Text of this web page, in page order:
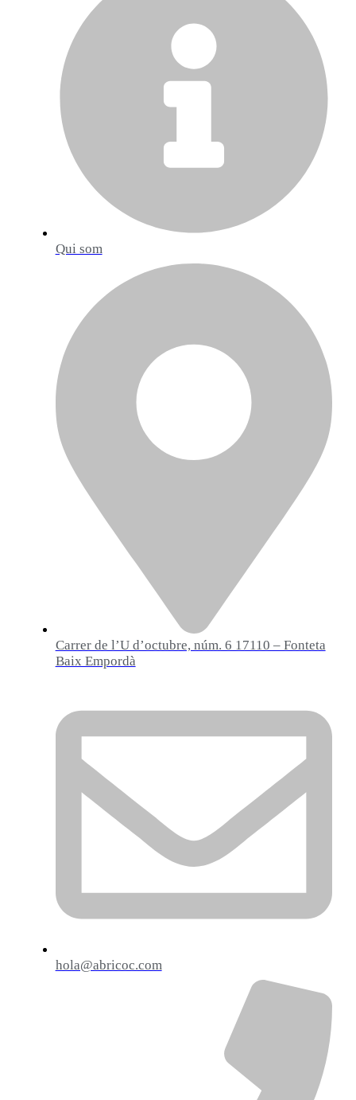
Qui som
Carrer de l’U d’octubre, núm. 6 17110 – Fonteta
Baix Empordà
hola@abricoc.com